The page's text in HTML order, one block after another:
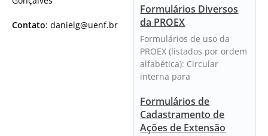
Contato: danielg@uenf.br
Formulários Diversos
da PROEX
Formulários de uso da
PROEX (listados por ordem
alfabética): Circular
interna para
Formulários de
Cadastramento de
Ações de Extensão